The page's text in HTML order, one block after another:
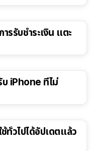
รรับชำระเงิน แตะ
บ iPhone ที่ไม่
ทั่วไปได้อัปเดตแล้ว